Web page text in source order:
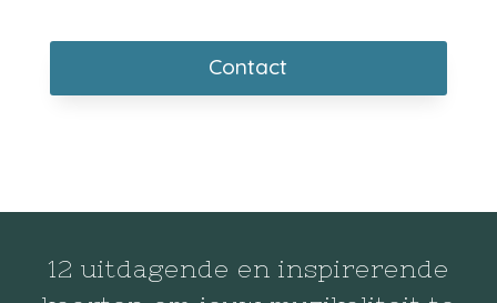
Contact
12 uitdagende en inspirerende